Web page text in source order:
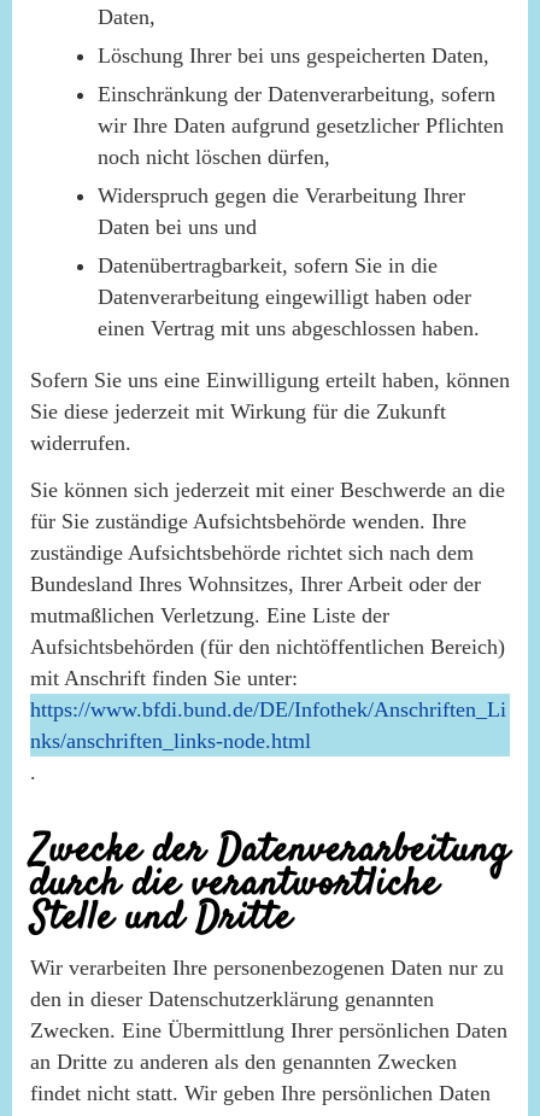
Daten,
Löschung Ihrer bei uns gespeicherten Daten,
Einschränkung der Datenverarbeitung, sofern
wir Ihre Daten aufgrund gesetzlicher Pflichten
noch nicht löschen dürfen,
Widerspruch gegen die Verarbeitung Ihrer
Daten bei uns und
Datenübertragbarkeit, sofern Sie in die
Datenverarbeitung eingewilligt haben oder
einen Vertrag mit uns abgeschlossen haben.
Sofern Sie uns eine Einwilligung erteilt haben, können
Sie diese jederzeit mit Wirkung für die Zukunft
widerrufen.
Sie können sich jederzeit mit einer Beschwerde an die
für Sie zuständige Aufsichtsbehörde wenden. Ihre
zuständige Aufsichtsbehörde richtet sich nach dem
Bundesland Ihres Wohnsitzes, Ihrer Arbeit oder der
mutmaßlichen Verletzung. Eine Liste der
Aufsichtsbehörden (für den nichtöffentlichen Bereich)
mit Anschrift finden Sie unter:
https://www.bfdi.bund.de/DE/Infothek/Anschriften_Li
nks/anschriften_links-node.html
.
Zwecke der Datenverarbeitung
durch die verantwortliche
Stelle und Dritte
Wir verarbeiten Ihre personenbezogenen Daten nur zu
den in dieser Datenschutzerklärung genannten
Zwecken. Eine Übermittlung Ihrer persönlichen Daten
an Dritte zu anderen als den genannten Zwecken
findet nicht statt. Wir geben Ihre persönlichen Daten